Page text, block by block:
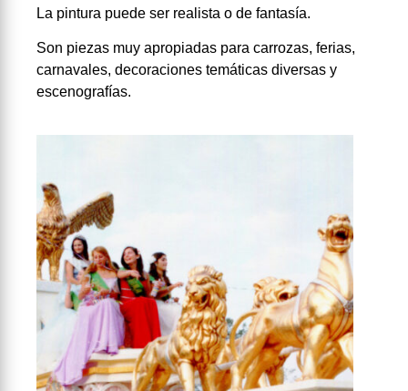
La pintura puede ser realista o de fantasía.
Son piezas muy apropiadas para carrozas, ferias,
carnavales, decoraciones temáticas diversas y
escenografías.